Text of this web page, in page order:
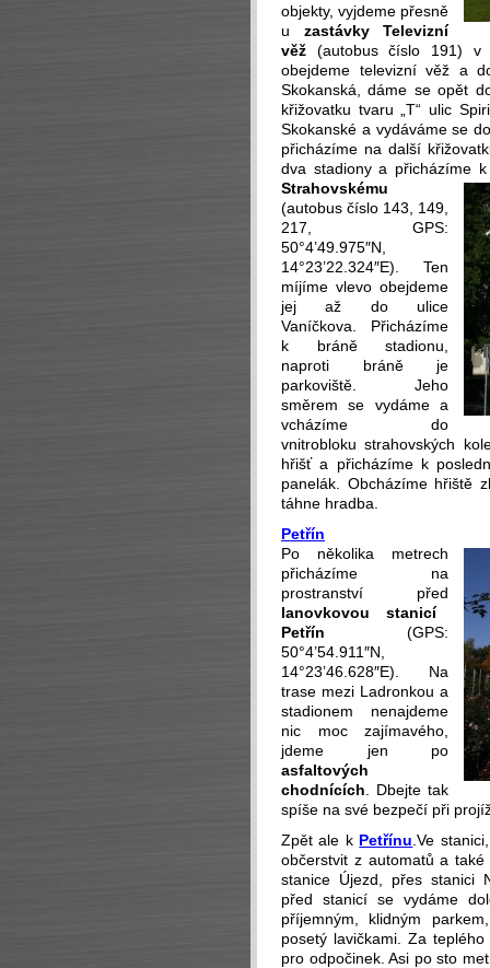
objekty, vyjdeme přesně
u zastávky Televizní
věž (autobus číslo 191) v
obejdeme televizní věž a
Skokanská, dáme se opět
křižovatku tvaru „T“ ulic
Skokanské a vydáváme se
přicházíme na další
dva stadiony a přicházíme
Strahovskému
(autobus číslo 143, 149,
217, GPS:
50°4’49.975″N,
14°23’22.324″E). Ten
míjíme vlevo obejdeme
jej až do ulice
Vaníčkova. Přicházíme
k bráně stadionu,
naproti bráně je
parkoviště. Jeho
směrem se vydáme a
vcházíme do
vnitrobloku strahovských
hřišť a přicházíme k
panelák. Obcházíme hřiště
táhne hradba.
Petřín
Po několika metrech
přicházíme na
prostranství před
lanovkovou stanicí
Petřín (GPS:
50°4’54.911″N,
14°23’46.628″E). Na
trase mezi Ladronkou a
stadionem nenajdeme
nic moc zajímavého,
jdeme jen po
asfaltových
chodnících . Dbejte tak
spíše na své bezpečí při
Zpět ale k Petřínu .Ve
občerstvit z automatů a
stanice Újezd, přes stanici
před stanicí se vydáme
příjemným, klidným
posetý lavičkami. Za
pro odpočinek. Asi po sto